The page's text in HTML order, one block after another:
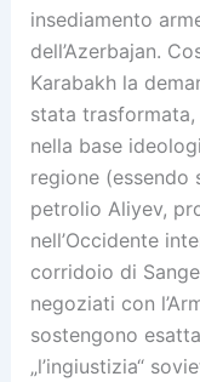
insediamento
dell’Azerbajan.
Karabakh la
stata
nella base
regione
petrolio Aliyev,
nell’Occidente
corridoio di
negoziati con
sostengono
„l’ingiustizia“